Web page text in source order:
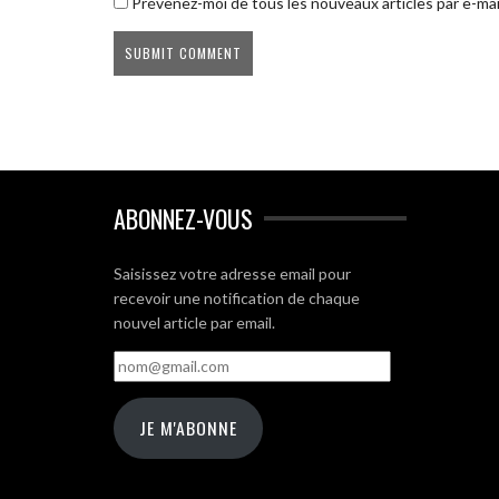
ABONNEZ-VOUS
Saisissez votre adresse email pour
recevoir une notification de chaque
nouvel article par email.
nom@gmail.com
JE M'ABONNE